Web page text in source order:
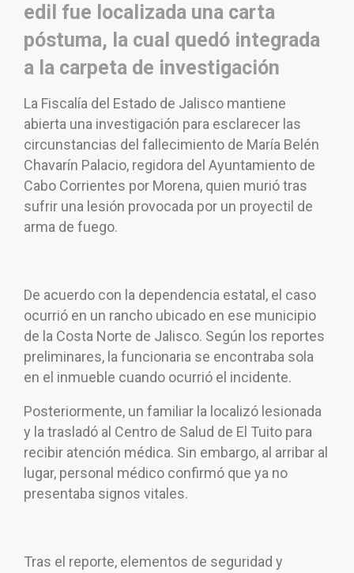
edil fue localizada una carta
póstuma, la cual quedó integrada
a la carpeta de investigación
La Fiscalía del Estado de Jalisco mantiene
abierta una investigación para esclarecer las
circunstancias del fallecimiento de María Belén
Chavarín Palacio, regidora del Ayuntamiento de
Cabo Corrientes por Morena, quien murió tras
sufrir una lesión provocada por un proyectil de
arma de fuego.
De acuerdo con la dependencia estatal, el caso
ocurrió en un rancho ubicado en ese municipio
de la Costa Norte de Jalisco. Según los reportes
preliminares, la funcionaria se encontraba sola
en el inmueble cuando ocurrió el incidente.
Posteriormente, un familiar la localizó lesionada
y la trasladó al Centro de Salud de El Tuito para
recibir atención médica. Sin embargo, al arribar al
lugar, personal médico confirmó que ya no
presentaba signos vitales.
Tras el reporte, elementos de seguridad y